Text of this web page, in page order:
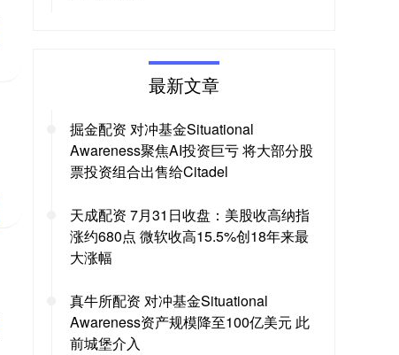
最新文章
掘金配资 对冲基金Situational
Awareness聚焦AI投资巨亏 将大部分股
票投资组合出售给Citadel
天成配资 7月31日收盘：美股收高纳指
涨约680点 微软收高15.5%创18年来最
大涨幅
真牛所配资 对冲基金Situational
Awareness资产规模降至100亿美元 此
前城堡介入